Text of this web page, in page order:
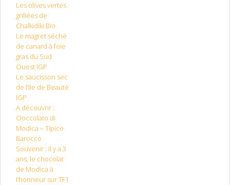
Les olives vertes
grillées de
Chalkidiki Bio
Le magret séché
de canard à foie
gras du Sud
Ouest IGP
Le saucisson sec
de l’Ile de Beauté
IGP
A découvrir :
Cioccolato di
Modica – Tipico
Barocco
Souvenir : il y a 3
ans, le chocolat
de Modica à
l’honneur sur TF1